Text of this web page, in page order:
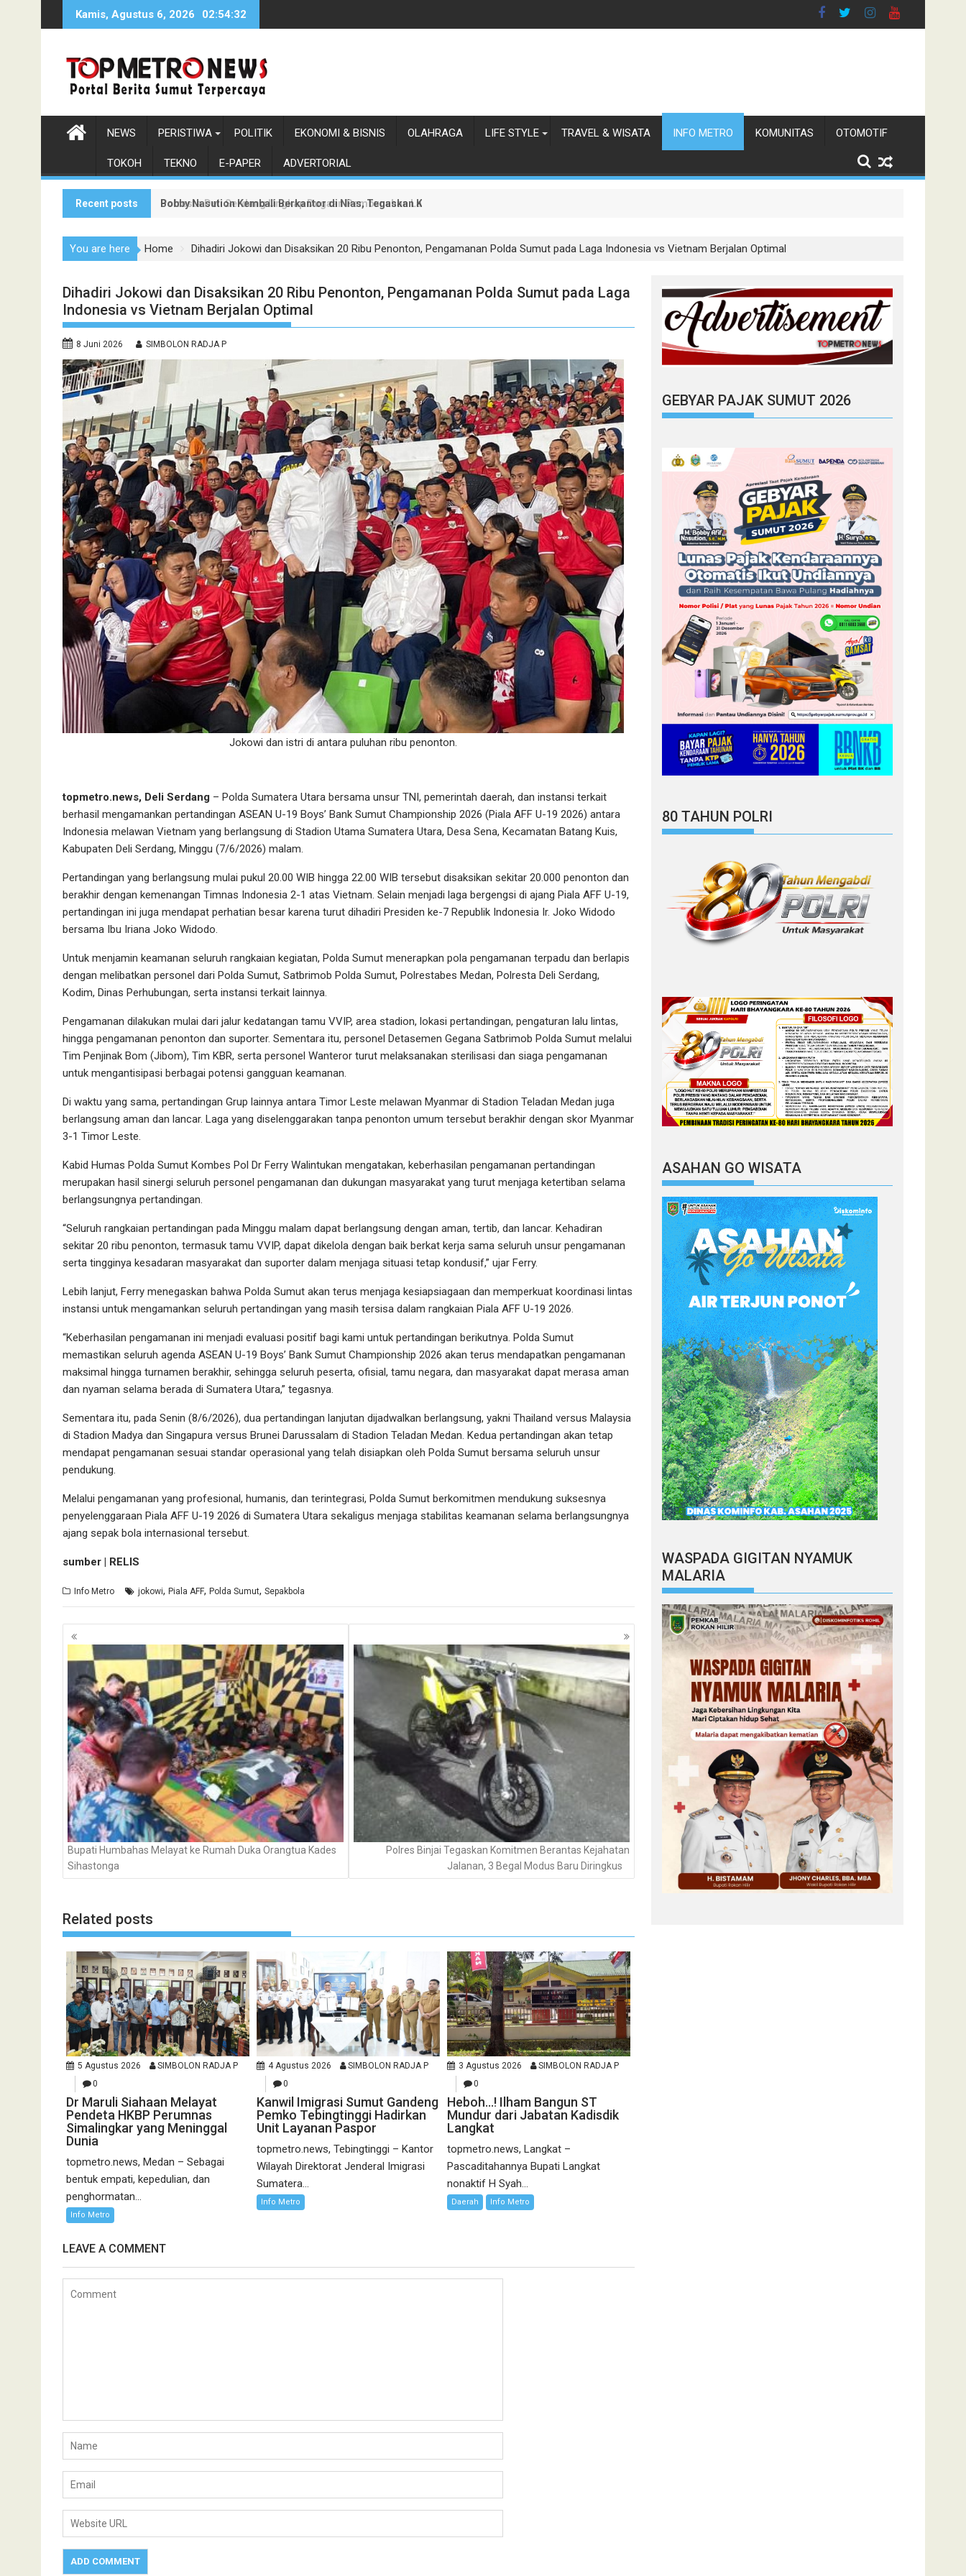
Kamis, Agustus 6, 2026 02:54:33
NEWS PERISTIWA POLITIK EKONOMI & BISNIS OLAHRAGA LIFE STYLE TRAVEL & WISATA INFO METRO KOMUNITAS OTOMOTIF
TOKOH TEKNO E-PAPER ADVERTORIAL
Recent posts Bobby Nasution Kembali Berkantor di Nias, Tegaskan Komitmen Berkelanjutan Bangun Kepulauan Nias
Polresta Deli Serdang Ungkap Dugaan Pembunuhan Lansia dalam Waktu Kurang dari 48 Jam, Terduga Pelaku Ditangkap
You are here Home Dihadiri Jokowi dan Disaksikan 20 Ribu Penonton, Pengamanan Polda Sumut pada Laga Indonesia vs Vietnam Berjalan Optimal
Dihadiri Jokowi dan Disaksikan 20 Ribu Penonton, Pengamanan Polda Sumut pada Laga
Indonesia vs Vietnam Berjalan Optimal
8 Juni 2026 SIMBOLON RADJA P
Jokowi dan istri di antara puluhan ribu penonton.
topmetro.news, Deli Serdang – Polda Sumatera Utara bersama unsur TNI, pemerintah daerah, dan instansi terkait
berhasil mengamankan pertandingan ASEAN U-19 Boys’ Bank Sumut Championship 2026 (Piala AFF U-19 2026) antara
Indonesia melawan Vietnam yang berlangsung di Stadion Utama Sumatera Utara, Desa Sena, Kecamatan Batang Kuis,
Kabupaten Deli Serdang, Minggu (7/6/2026) malam.
Pertandingan yang berlangsung mulai pukul 20.00 WIB hingga 22.00 WIB tersebut disaksikan sekitar 20.000 penonton dan
berakhir dengan kemenangan Timnas Indonesia 2-1 atas Vietnam. Selain menjadi laga bergengsi di ajang Piala AFF U-19,
pertandingan ini juga mendapat perhatian besar karena turut dihadiri Presiden ke-7 Republik Indonesia Ir. Joko Widodo
bersama Ibu Iriana Joko Widodo.
Untuk menjamin keamanan seluruh rangkaian kegiatan, Polda Sumut menerapkan pola pengamanan terpadu dan berlapis
dengan melibatkan personel dari Polda Sumut, Satbrimob Polda Sumut, Polrestabes Medan, Polresta Deli Serdang,
Kodim, Dinas Perhubungan, serta instansi terkait lainnya.
Pengamanan dilakukan mulai dari jalur kedatangan tamu VVIP, area stadion, lokasi pertandingan, pengaturan lalu lintas,
hingga pengamanan penonton dan suporter. Sementara itu, personel Detasemen Gegana Satbrimob Polda Sumut melalui
Tim Penjinak Bom (Jibom), Tim KBR, serta personel Wanteror turut melaksanakan sterilisasi dan siaga pengamanan
untuk mengantisipasi berbagai potensi gangguan keamanan.
Di waktu yang sama, pertandingan Grup lainnya antara Timor Leste melawan Myanmar di Stadion Teladan Medan juga
berlangsung aman dan lancar. Laga yang diselenggarakan tanpa penonton umum tersebut berakhir dengan skor Myanmar
3-1 Timor Leste.
Kabid Humas Polda Sumut Kombes Pol Dr Ferry Walintukan mengatakan, keberhasilan pengamanan pertandingan
merupakan hasil sinergi seluruh personel pengamanan dan dukungan masyarakat yang turut menjaga ketertiban selama
berlangsungnya pertandingan.
“Seluruh rangkaian pertandingan pada Minggu malam dapat berlangsung dengan aman, tertib, dan lancar. Kehadiran
sekitar 20 ribu penonton, termasuk tamu VVIP, dapat dikelola dengan baik berkat kerja sama seluruh unsur pengamanan
serta tingginya kesadaran masyarakat dan suporter dalam menjaga situasi tetap kondusif,” ujar Ferry.
Lebih lanjut, Ferry menegaskan bahwa Polda Sumut akan terus menjaga kesiapsiagaan dan memperkuat koordinasi lintas
instansi untuk mengamankan seluruh pertandingan yang masih tersisa dalam rangkaian Piala AFF U-19 2026.
“Keberhasilan pengamanan ini menjadi evaluasi positif bagi kami untuk pertandingan berikutnya. Polda Sumut
memastikan seluruh agenda ASEAN U-19 Boys’ Bank Sumut Championship 2026 akan terus mendapatkan pengamanan
maksimal hingga turnamen berakhir, sehingga seluruh peserta, ofisial, tamu negara, dan masyarakat dapat merasa aman
dan nyaman selama berada di Sumatera Utara,” tegasnya.
Sementara itu, pada Senin (8/6/2026), dua pertandingan lanjutan dijadwalkan berlangsung, yakni Thailand versus Malaysia
di Stadion Madya dan Singapura versus Brunei Darussalam di Stadion Teladan Medan. Kedua pertandingan akan tetap
mendapat pengamanan sesuai standar operasional yang telah disiapkan oleh Polda Sumut bersama seluruh unsur
pendukung.
Melalui pengamanan yang profesional, humanis, dan terintegrasi, Polda Sumut berkomitmen mendukung suksesnya
penyelenggaraan Piala AFF U-19 2026 di Sumatera Utara sekaligus menjaga stabilitas keamanan selama berlangsungnya
ajang sepak bola internasional tersebut.
sumber | RELIS
Info Metro jokowi, Piala AFF, Polda Sumut, Sepakbola
Navigasi
pos
Bupati Humbahas Melayat ke Rumah Duka Orangtua Kades
Sihastonga
Polres Binjai Tegaskan Komitmen Berantas Kejahatan
Jalanan, 3 Begal Modus Baru Diringkus
Related posts
5 Agustus 2026
SIMBOLON RADJA P
0
Dr Maruli Siahaan Melayat
Pendeta HKBP Perumnas
Simalingkar yang Meninggal
Dunia
topmetro.news, Medan – Sebagai
bentuk empati, kepedulian, dan
penghormatan...
Info Metro
4 Agustus 2026
SIMBOLON RADJA P
0
Kanwil Imigrasi Sumut Gandeng
Pemko Tebingtinggi Hadirkan
Unit Layanan Paspor
topmetro.news, Tebingtinggi – Kantor
Wilayah Direktorat Jenderal Imigrasi
Sumatera...
Info Metro
3 Agustus 2026
SIMBOLON RADJA P
0
Heboh…! Ilham Bangun ST
Mundur dari Jabatan Kadisdik
Langkat
topmetro.news, Langkat –
Pascaditahannya Bupati Langkat
nonaktif H Syah...
Daerah Info Metro
LEAVE A COMMENT
GEBYAR PAJAK SUMUT 2026
80 TAHUN POLRI
ASAHAN GO WISATA
WASPADA GIGITAN NYAMUK
MALARIA